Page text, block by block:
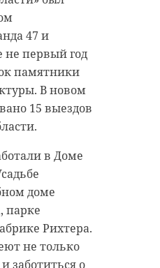
47 и
не первый год
памятники
В новом
15 выездов
в Доме
доме
парке
Рихтера.
не только
заботиться о